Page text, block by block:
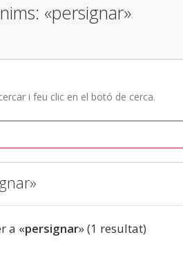
«persignar»
i feu clic en el botó de cerca.
a «persignar» (1 resultat)